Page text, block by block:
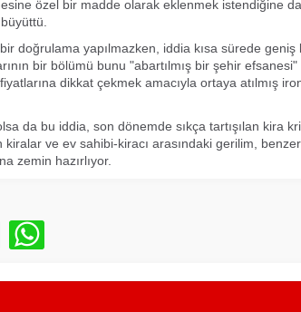
özel bir madde olarak eklenmek istendiğine
doğrulama yapılmazken, iddia kısa sürede geniş
bir bölümü bunu "abartılmış bir şehir
dikkat çekmek amacıyla ortaya atılmış
da bu iddia, son dönemde sıkça tartışılan kira
kiralar ve ev sahibi-kiracı arasındaki gerilim,
zemin hazırlıyor.